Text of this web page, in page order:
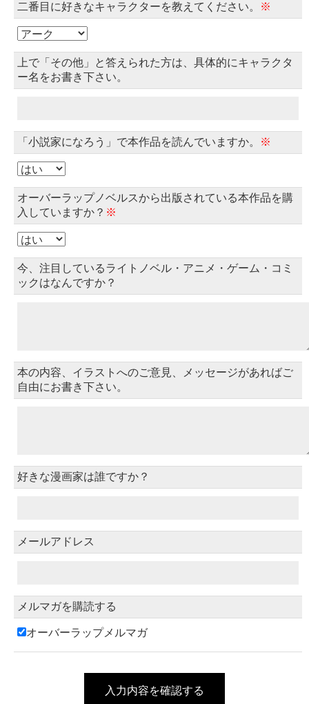
二番目に好きなキャラクターを教えてください。 ※
上で「その他」と答えられた方は、具体的にキャラクタ
ー名をお書き下さい。
「小説家になろう」で本作品を読んでいますか。 ※
オーバーラップノベルスから出版されている本作品を購
入していますか？ ※
今、注目しているライトノベル・アニメ・ゲーム・コミ
ックはなんですか？
本の内容、イラストへのご意見、メッセージがあればご
自由にお書き下さい。
好きな漫画家は誰ですか？
メールアドレス
メルマガを購読する
オーバーラップメルマガ
入力内容を確認する